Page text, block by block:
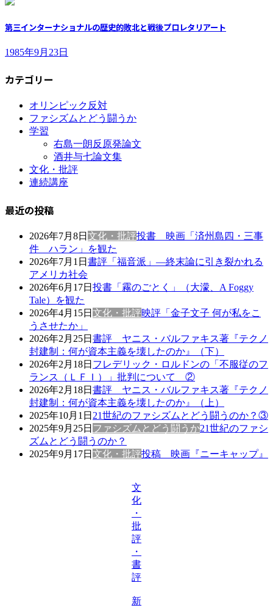
第三インターナショナルの歴史的敗北と戦後プロレタリアート
1985年9月23日
カテゴリー
オリンピック反対
ファシズムとどう闘うか
学習
右島一朗反原発論文
酒井与七論文集
文化・批評
連続講座
最近の投稿
2026年7月8日 文化・批評投書 映画「済州島四・三事
件 ハラン」を観た
2026年7月1日 書評「福音派」―終末論に引き裂かれる
アメリカ社会
2026年6月17日 投書「霧のごとく」（大濛、A Foggy
Tale）を観た
2026年4月15日 文化・批評映評「金子文子 何が私をこ
うさせたか」
2026年2月25日 書評 ヤニス・バルファキス著『テクノ
封建制：何が資本主義を壊したのか』（下）
2026年2月18日 フレデリック・ロルドンの「不服従のフ
ランス（ＬＦＩ）」批判について ②
2026年2月18日 書評 ヤニス・バルファキス著『テクノ
封建制：何が資本主義を壊したのか』（上）
2025年10月1日 21世紀のファシズムとどう闘うのか？③
2025年9月25日 ファシズムとどう闘うか21世紀のファシ
ズムとどう闘うのか？
2025年9月17日 文化・批評投稿 映画『ニーキャップ』
文
化
・
批
評
・
書
評
新